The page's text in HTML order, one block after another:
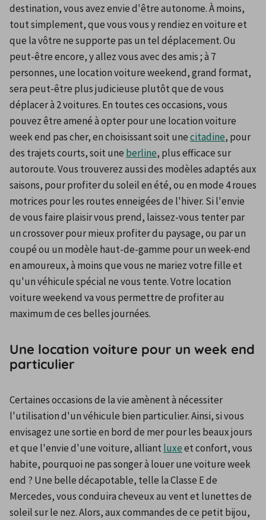
destination, vous avez envie d'être autonome. À moins,
tout simplement, que vous vous y rendiez en voiture et
que la vôtre ne supporte pas un tel déplacement. Ou
peut-être encore, y allez vous avec des amis ; à 7
personnes, une location voiture weekend, grand format,
sera peut-être plus judicieuse plutôt que de vous
déplacer à 2 voitures. En toutes ces occasions, vous
pouvez être amené à opter pour une location voiture
week end pas cher, en choisissant soit une citadine, pour
des trajets courts, soit une berline, plus efficace sur
autoroute. Vous trouverez aussi des modèles adaptés aux
saisons, pour profiter du soleil en été, ou en mode 4 roues
motrices pour les routes enneigées de l'hiver. Si l'envie
de vous faire plaisir vous prend, laissez-vous tenter par
un crossover pour mieux profiter du paysage, ou par un
coupé ou un modèle haut-de-gamme pour un week-end
en amoureux, à moins que vous ne mariez votre fille et
qu'un véhicule spécial ne vous tente. Votre location
voiture weekend va vous permettre de profiter au
maximum de ces belles journées.
Une location voiture pour un week end
particulier
Certaines occasions de la vie amènent à nécessiter
l'utilisation d'un véhicule bien particulier. Ainsi, si vous
envisagez une sortie en bord de mer pour les beaux jours
et que l'envie d'une voiture, alliant luxe et confort, vous
habite, pourquoi ne pas songer à louer une voiture week
end ? Une belle décapotable, telle la Classe E de
Mercedes, vous conduira cheveux au vent et lunettes de
soleil sur le nez. Alors, aux commandes de ce petit bijou,